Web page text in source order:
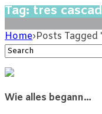
Tag: tres
Home›Posts
Wie alles begann…